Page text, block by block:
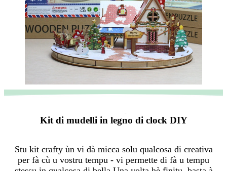
Kit di mudelli in legno di clock DIY
Stu kit crafty ùn vi dà micca solu qualcosa di creativa
per fà cù u vostru tempu - vi permette di fà u tempu